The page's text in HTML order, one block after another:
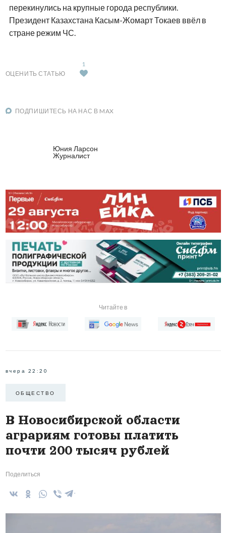
перекинулись на крупные города республики.
Президент Казахстана Касым-Жомарт Токаев ввёл в
стране режим ЧС.
ОЦЕНИТЬ СТАТЬЮ
1
ПОДПИШИТЕСЬ НА НАС В MAX
Юния Ларсон
Журналист
Читайте в
вчера 22:20
ОБЩЕСТВО
В Новосибирской области
аграриям готовы платить
почти 200 тысяч рублей
Поделиться